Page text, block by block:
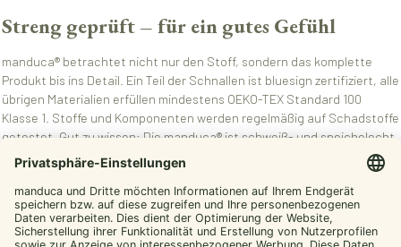
Streng geprüft – für ein gutes Gefühl
manduca® betrachtet nicht nur den Stoff, sondern das komplette
Produkt bis ins Detail. Ein Teil der Schnallen ist bluesign zertifiziert, alle
übrigen Materialien erfüllen mindestens OEKO-TEX Standard 100
Klasse 1. Stoffe und Komponenten werden regelmäßig auf Schadstoffe
getestet. Gut zu wissen: Die manduca® ist schweiß- und speichelecht
– also auch bei längerem Haut- und Mundkontakt unbedenklich.
manduca® Sling – das elastische
Tragetuch (ideal für 0–12 Monate)